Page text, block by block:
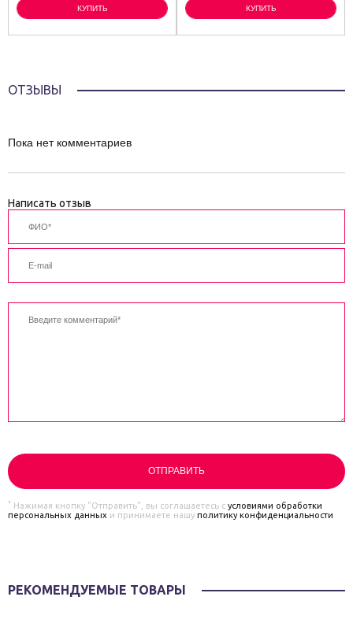
КУПИТЬ КУПИТЬ
ОТЗЫВЫ
Пока нет комментариев
Написать отзыв
* Нажимая кнопку "Отправить", вы соглашаетесь с условиями обработки
персональных данных и принимаете нашу политику конфиденциальности
РЕКОМЕНДУЕМЫЕ ТОВАРЫ